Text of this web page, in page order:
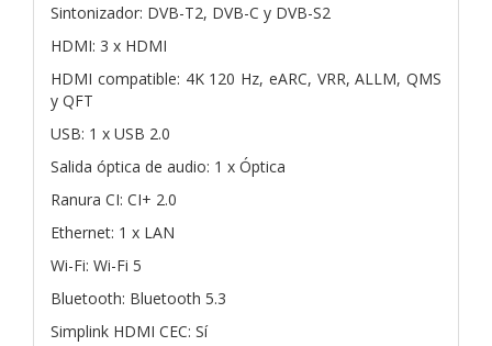
Sintonizador: DVB-T2, DVB-C y DVB-S2
HDMI: 3 x HDMI
HDMI compatible: 4K 120 Hz, eARC, VRR, ALLM, QMS
y QFT
USB: 1 x USB 2.0
Salida óptica de audio: 1 x Óptica
Ranura CI: CI+ 2.0
Ethernet: 1 x LAN
Wi-Fi: Wi-Fi 5
Bluetooth: Bluetooth 5.3
Simplink HDMI CEC: Sí